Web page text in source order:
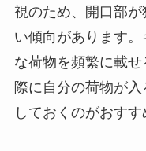
視のため、開口部が
い傾向があります
な荷物を頻繁に載
際に自分の荷物が
しておくのがおすす